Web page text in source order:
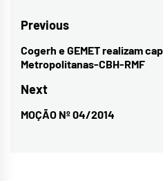
Navegação
de
Post
Previous
Previous
post:
Cogerh e GEMET realizam
Metropolitanas-CBH-RMF
Next
Next
MOÇÃO Nº 04/2014